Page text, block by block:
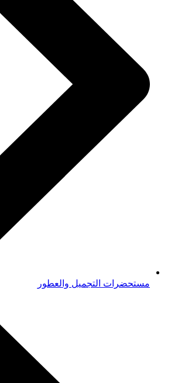
مستحضرات التجميل والعطور